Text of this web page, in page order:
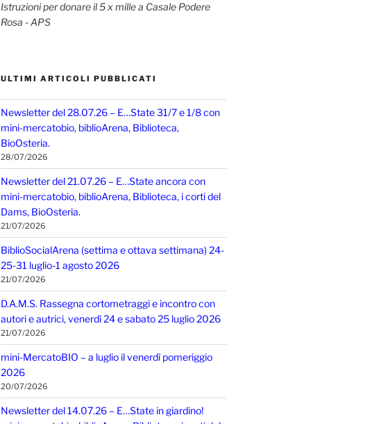
Istruzioni per donare il 5 x mille a Casale Podere
Rosa - APS
ULTIMI ARTICOLI PUBBLICATI
Newsletter del 28.07.26 – E…State 31/7 e 1/8 con
mini-mercatobio, biblioArena, Biblioteca,
BioOsteria.
28/07/2026
Newsletter del 21.07.26 – E…State ancora con
mini-mercatobio, biblioArena, Biblioteca, i corti del
Dams, BioOsteria.
21/07/2026
BiblioSocialArena (settima e ottava settimana) 24-
25-31 luglio-1 agosto 2026
21/07/2026
D.A.M.S. Rassegna cortometraggi e incontro con
autori e autrici, venerdì 24 e sabato 25 luglio 2026
21/07/2026
mini-MercatoBIO – a luglio il venerdì pomeriggio
2026
20/07/2026
Newsletter del 14.07.26 – E…State in giardino!